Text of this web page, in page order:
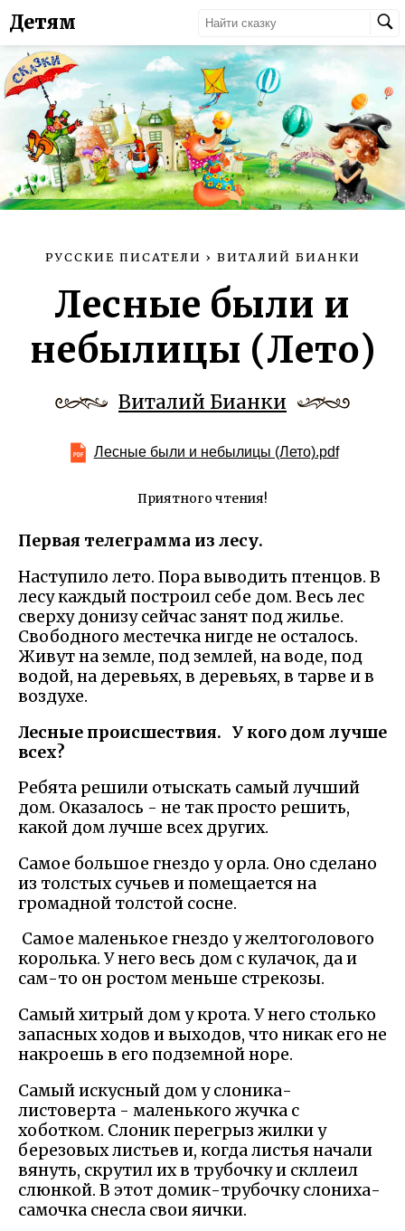
Детям
РУССКИЕ ПИСАТЕЛИ › ВИТАЛИЙ БИАНКИ
Лесные были и
небылицы (Лето)
Виталий Бианки
Лесные были и небылицы (Лето).pdf
Приятного чтения!
Первая телеграмма из лесу.
Наступило лето. Пора выводить птенцов. В
лесу каждый построил себе дом. Весь лес
сверху донизу сейчас занят под жилье.
Свободного местечка нигде не осталось.
Живут на земле, под землей, на воде, под
водой, на деревьях, в деревьях, в тарве и в
воздухе.
Лесные происшествия. У кого дом лучше
всех?
Ребята решили отыскать самый лучший
дом. Оказалось - не так просто решить,
какой дом лучше всех других.
Самое большое гнездо у орла. Оно сделано
из толстых сучьев и помещается на
громадной толстой сосне.
Самое маленькое гнездо у желтоголового
королька. У него весь дом с кулачок, да и
сам-то он ростом меньше стрекозы.
Самый хитрый дом у крота. У него столько
запасных ходов и выходов, что никак его не
накроешь в его подземной норе.
Самый искусный дом у слоника-
листоверта - маленького жучка с
хоботком. Слоник перегрыз жилки у
березовых листьев и, когда листья начали
вянуть, скрутил их в трубочку и скллеил
слюнкой. В этот домик-трубочку слониха-
самочка снесла свои яички.